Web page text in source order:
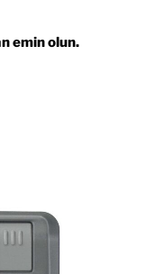
emin olun.